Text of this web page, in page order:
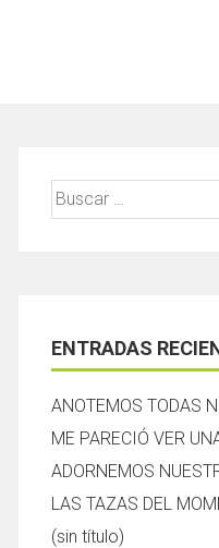
Buscar:
ENTRADAS
ANOTEMOS TODAS
ME PARECIÓ VER
ADORNEMOS
LAS TAZAS DEL
(sin título)